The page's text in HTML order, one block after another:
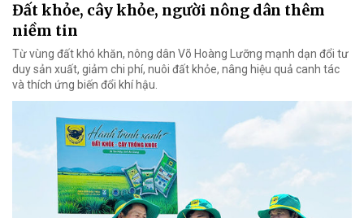
Đất khỏe, cây khỏe, người nông dân thêm
niềm tin
Từ vùng đất khó khăn, nông dân Võ Hoàng Lưỡng mạnh dạn đổi tư
duy sản xuất, giảm chi phí, nuôi đất khỏe, nâng hiệu quả canh tác
và thích ứng biến đổi khí hậu.